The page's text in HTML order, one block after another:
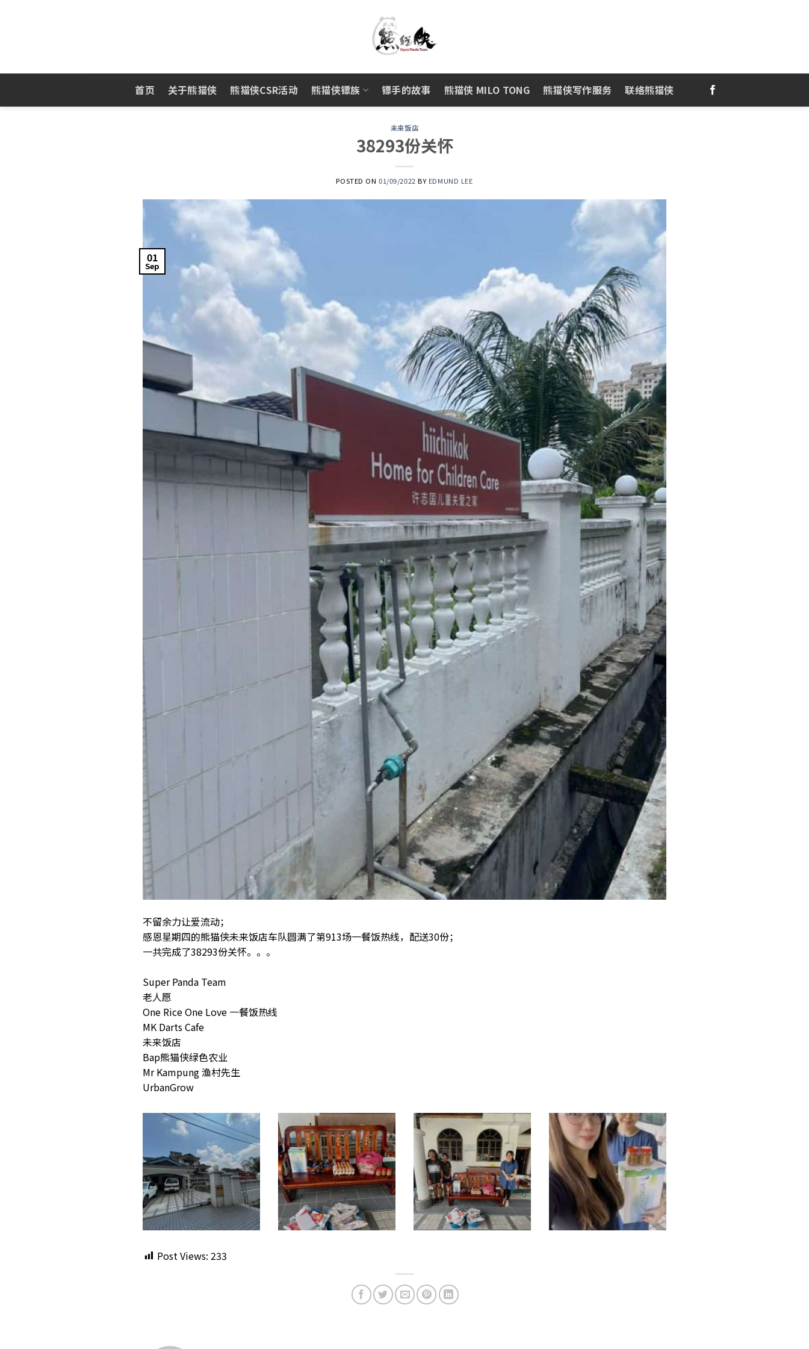
首页 关于熊猫侠 熊猫侠CSR活动 熊猫侠镖族 镖手的故事 熊猫侠 MILO TONG 熊猫侠写作服务 联络熊猫侠
未来饭店
38293份关怀
POSTED ON01/09/2022 BY EDMUND LEE
01
Sep
不留余力让爱流动；
感恩星期四的熊猫侠未来饭店车队圆满了第913场一餐饭热线，配送30份；
一共完成了38293份关怀。。。
Super Panda Team
老人愿
One Rice One Love 一餐饭热线
MK Darts Cafe
未来饭店
Bap熊猫侠绿色农业
Mr Kampung 渔村先生
UrbanGrow
Post Views: 233